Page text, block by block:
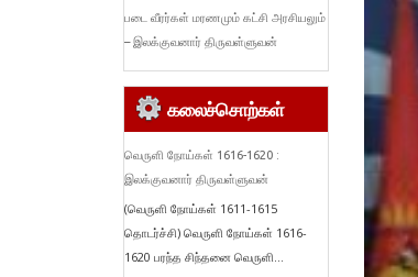
படை வீரர்கள் மரணமும் கட்சி அரசியலும்
– இலக்குவனார் திருவள்ளுவன்
கலைச்சொற்கள்
வெருளி நோய்கள் 1616-1620 :
இலக்குவனார் திருவள்ளுவன்
(வெருளி நோய்கள் 1611-1615
தொடர்ச்சி) வெருளி நோய்கள் 1616-
1620 பரந்த சிந்தனை வெருளி...